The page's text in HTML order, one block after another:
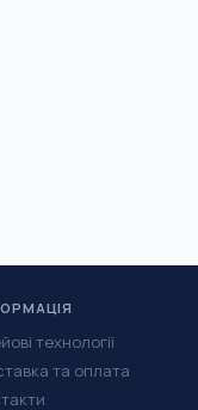
технології
та оплата